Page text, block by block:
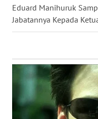
Eduard Manihuruk
Jabatannya Kepada
TAPANULI
TENGAH
WN
TINGGI